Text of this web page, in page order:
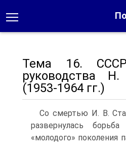
Тема 16.
руководства
(1953-1964 гг.)
Со смертью И. В.
развернулась
«молодого» поколения